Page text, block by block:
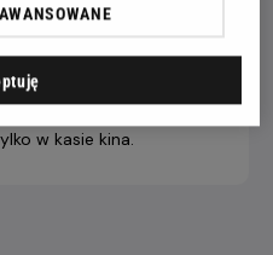
w kasie kina.